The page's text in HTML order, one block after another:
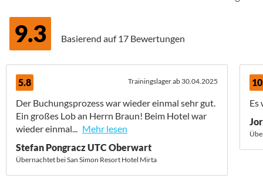
9.3 Basierend auf17 Bewertungen
5.8 Trainingslager ab 30.04.2025
Der Buchungsprozess war wieder einmal sehr gut.
Ein großes Lob an Herrn Braun! Beim Hotel war
wieder einmal... Mehr lesen
Stefan Pongracz UTC Oberwart
Übernachtet bei San Simon Resort Hotel Mirta
Es